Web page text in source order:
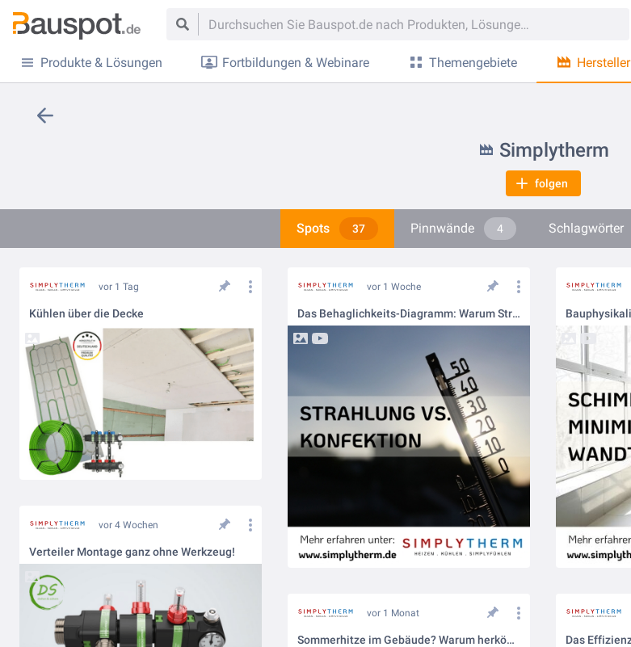
Produkte & Lösungen Fortbildungen & Webinare Themengebiete Hersteller
Simplytherm
folgen
Spots 37 Pinnwände 4 Schlagwörter
vor 1 Tag
Kühlen über die Decke
vor 1 Woche
Das Behaglichkeits-Diagramm: Warum Strahlungswärme die Bauphysik revolutioniert
vor 4 Wochen
Verteiler Montage ganz ohne Werkzeug!
vor 1 Monat
Sommerhitze im Gebäude? Warum herkömmliche Klimaanlagen ausgedient haben